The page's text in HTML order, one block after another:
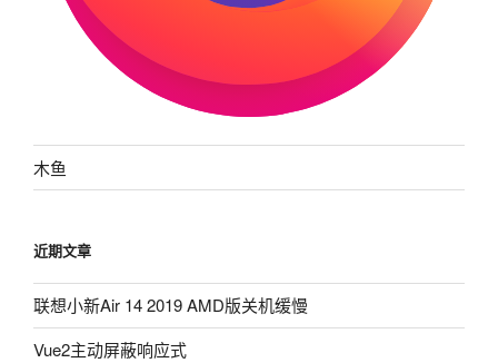
木鱼
近期文章
联想小新Air 14 2019 AMD版关机缓慢
Vue2主动屏蔽响应式